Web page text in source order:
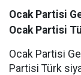
Ocak Partisi
Ocak Partisi
Ocak Partisi
Partisi Türk